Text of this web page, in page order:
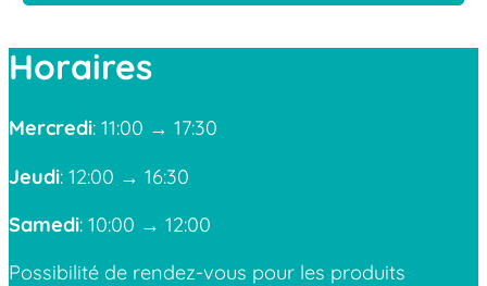
Horaires
Mercredi: 11:00 → 17:30
Jeudi: 12:00 → 16:30
Samedi: 10:00 → 12:00
Possibilité de rendez-vous pour les produits